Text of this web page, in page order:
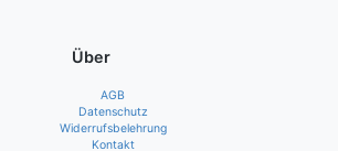
Über
AGB
Datenschutz
Widerrufsbelehrung
Kontakt